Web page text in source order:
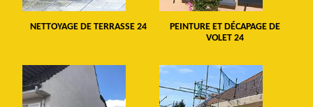
NETTOYAGE DE TERRASSE 24
PEINTURE ET DÉCAPAGE DE
VOLET 24